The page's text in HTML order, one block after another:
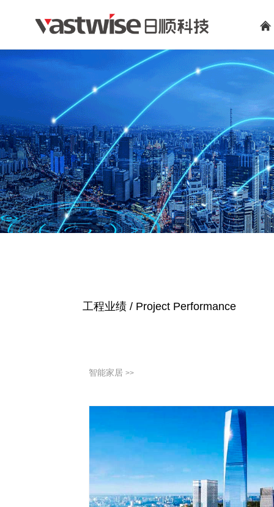
工程业绩 / Project Performance
智能家居 >>